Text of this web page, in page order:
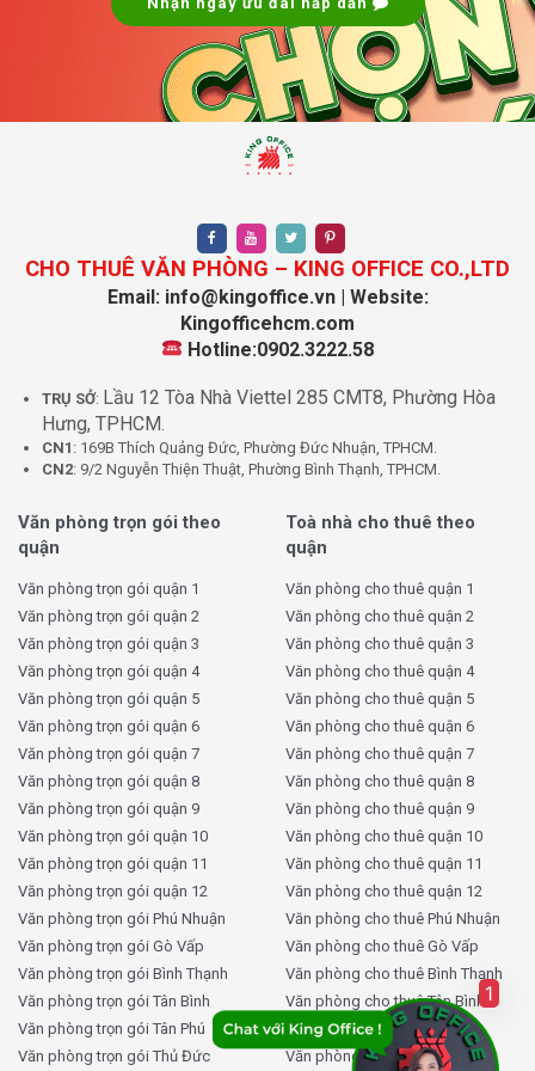
Thông tin về giá thuê văn phòng trọn gói tại Regus
Worc@Q2 không được công khai. Để nhận được báo giá
chi tiết, bạn có thể liên hệ với King Office để được cung
cấp thông tin về mức giá cụ thể và các ưu đãi hiện có.
King Office sẽ hỗ trợ bạn một cách nhanh chóng và chính
xác, đảm bảo bạn có thể tìm được văn phòng phù hợp
Thông tin chi tiết về văn phòng Regus Worc@Q2:
Chi tiết
Regus Worc@Q2
Số chỗ ngồi 2 – 4 – 7 – 10 – 15
Giá thuê
Diện tích 10 – 15 – 20 – 25 – 35 m²
Để biết thêm thông tin chi tiết về giá thuê văn phòng tại
Regus Worc@Q2, hãy liên hệ với King Office để được
báo giá chi tiết và hướng dẫn tham quan văn phòng miễn
phí.
Tại sao nên thuê văn phòng Regus
Worc@Q2 Quận 2 tại KingOffice?
King Office là đơn vị thuê văn phòng trọn gói uy tín và
chuyên nghiệp, với hơn 2000 tòa nhà văn phòng trên
toàn quốc. Khi thuê văn phòng Regus Worc@Q2 Quận 2
qua King Office, bạn sẽ nhận được những lợi ích vượt
trội:
Quản lý hơn 2000 tòa nhà văn phòng:
Đảm bảo
bạn tìm được không gian làm việc phù hợp nhanh
chóng và dễ dàng.
Báo giá nhanh chuẩn xác trong 5 phút:Tiết kiệm
CHO THUÊ VĂN PHÒNG – KING OFFICE CO.,LTD
Email: info@kingoffice.vn | Website:
Kingofficehcm.com
Hotline:0902.3222.58
TRỤ SỞ: Lầu 12 Tòa Nhà Viettel 285 CMT8, Phường Hòa
Hưng, TPHCM.
CN1 : 169B Thích Quảng Đức, Phường Đức Nhuận, TPHCM.
CN2: 9/2 Nguyễn Thiện Thuật, Phường Bình Thạnh, TPHCM.
Văn phòng trọn gói theo
quận
Văn phòng trọn gói quận 1
Văn phòng trọn gói quận 2
Văn phòng trọn gói quận 3
Văn phòng trọn gói quận 4
Văn phòng trọn gói quận 5
Văn phòng trọn gói quận 6
Văn phòng trọn gói quận 7
Văn phòng trọn gói quận 8
Văn phòng trọn gói quận 9
Văn phòng trọn gói quận 10
Văn phòng trọn gói quận 11
Văn phòng trọn gói quận 12
Văn phòng trọn gói Phú Nhuận
Văn phòng trọn gói Gò Vấp
Văn phòng trọn gói Bình Thạnh
Văn phòng trọn gói Tân Bình
Văn phòng trọn gói Tân Phú
Văn phòng trọn gói Thủ Đức
Toà nhà cho thuê theo
quận
Văn phòng cho thuê quận 1
Văn phòng cho thuê quận 2
Văn phòng cho thuê quận 3
Văn phòng cho thuê quận 4
Văn phòng cho thuê quận 5
Văn phòng cho thuê quận 6
Văn phòng cho thuê quận 7
Văn phòng cho thuê quận 8
Văn phòng cho thuê quận 9
Văn phòng cho thuê quận 10
Văn phòng cho thuê quận 11
Văn phòng cho thuê quận 12
Văn phòng cho thuê Phú Nhuận
Văn phòng cho thuê Gò Vấp
Văn phòng cho thuê Bình Thạnh
Văn phòng cho thuê Tân Bình
Văn phòng cho thuê Tân Phú
Văn phòng cho thuê Thủ Đức
1